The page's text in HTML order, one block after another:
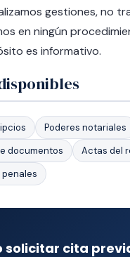
gestiones, no
en ningún
es informativo.
Poderes notariales
documentos
Actas del
solicitar cita